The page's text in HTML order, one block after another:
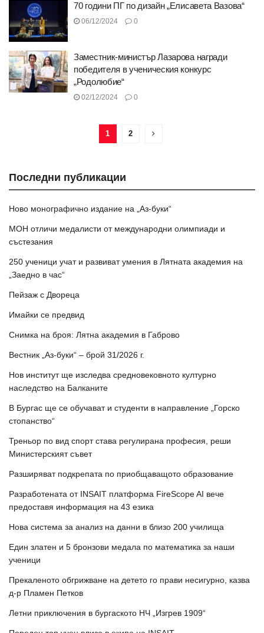
70 години ПГ по дизайн „Елисавета Вазова“
06/12/2024 0
Заместник-министър Лазарова награди
победителя в ученическия конкурс
„Родолюбие“
02/12/2024 0
1 2
Последни публикации
Ново монографично издание на „Аз-буки“
МОН отличи медалисти от международни олимпиади и
състезания
250 ученици учат и развиват умения в Лятната академия на
„Заедно в час“
Пейзаж с Двореца
Имайки се предвид
Снимка на броя: Лятна академия в Габрово
Вестник „Аз-буки“ – брой 31/2026 г.
Нов институт ще изследва средновековното културно
наследство на Балканите
В Бургас ще се обучават и студенти в направление „Горско
стопанство“
Треньор по вид спорт става регулирана професия, реши
Министерският съвет
Разширяват подкрепата по приобщаващото образование
Разработената от INSAIT платформа FireScope AI вече
предоставя информация на 43 езика
Нова система за анализ на данни в близо 200 училища
Един златен и 5 бронзови медала по математика за наши
ученици
Прекаленото обгрижване на детето го прави несигурно, казва
д-р Пламен Петков
Летни приключения в бургаското НЧ „Изгрев 1909“